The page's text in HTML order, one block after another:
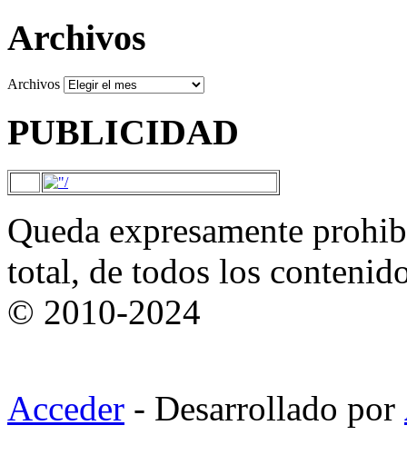
Archivos
Archivos
PUBLICIDAD
Queda expresamente
total, de todos los
© 2010-2024
Acceder - Desarrollado por